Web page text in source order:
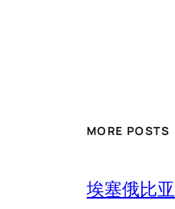
MORE POSTS
埃塞俄比